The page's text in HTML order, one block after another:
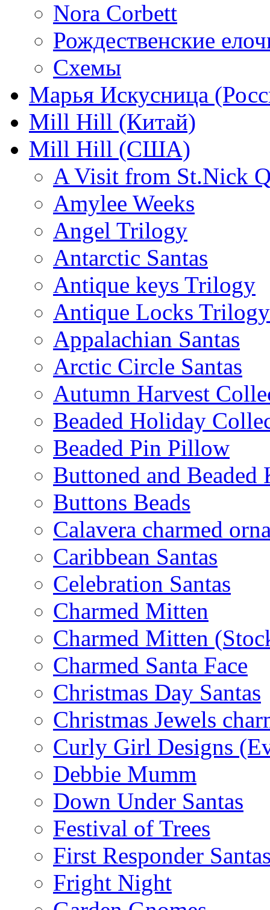
Nora Corbett
Рождественские
Схемы
Марья Искусница
Mill Hill (Китай)
Mill Hill (США)
A Visit from St.Nick
Amylee Weeks
Angel Trilogy
Antarctic Santas
Antique keys Trilogy
Antique Locks Trilogy
Appalachian Santas
Arctic Circle Santas
Autumn Harvest
Beaded Holiday
Beaded Pin Pillow
Buttoned and Beaded
Buttons Beads
Calavera charmed
Caribbean Santas
Celebration Santas
Charmed Mitten
Charmed Mitten
Charmed Santa Face
Christmas Day Santas
Christmas Jewels
Curly Girl Designs
Debbie Mumm
Down Under Santas
Festival of Trees
First Responder
Fright Night